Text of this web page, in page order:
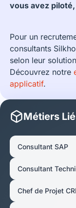
vous avez
Pour un
consultants
selon leur
Découvrez notre
applicatif.
Métiers
Consultant SAP
Consultant
Chef de Projet